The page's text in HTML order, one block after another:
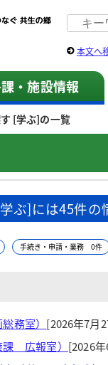
佐用町 公式
本文へ
・施設情報
[学ぶ]の一覧
ぶ]には45件の
手続き・申請・業務 0件
務室） [2026年7月
広報室） [2026